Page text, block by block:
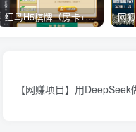
红鸟H5棋牌（房卡+金币）全套双模式游戏源码
【网赚项目】用